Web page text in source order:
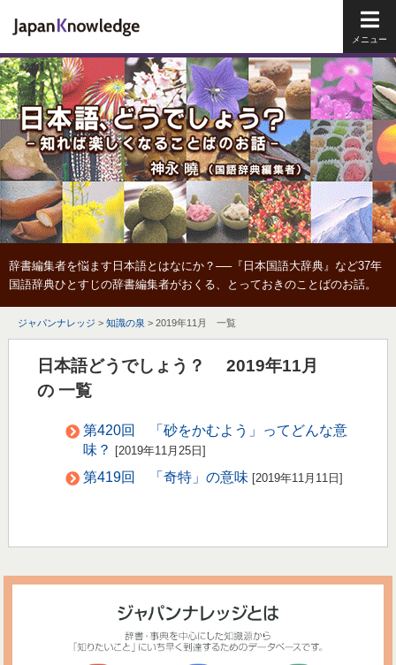
辞書編集者を悩ます日本語とはなにか？──『日本国語大辞典』など37年
国語辞典ひとすじの辞書編集者がおくる、とっておきのことばのお話。
ジャパンナレッジ > 知識の泉 > 2019年11月 一覧
日本語どうでしょう？ 2019年11月
の 一覧
第420回 「砂をかむよう」ってどんな意
味？
[2019年11月25日]
第419回 「奇特」の意味 [2019年11月11日]